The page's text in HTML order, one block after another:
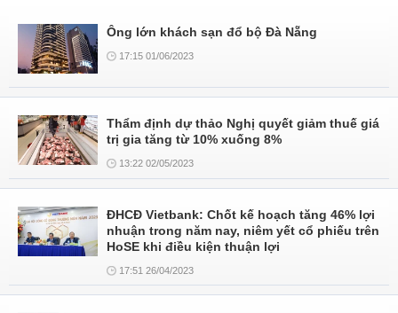
Ông lớn khách sạn đổ bộ Đà Nẵng
17:15 01/06/2023
Thẩm định dự thảo Nghị quyết giảm thuế giá
trị gia tăng từ 10% xuống 8%
13:22 02/05/2023
ĐHCĐ Vietbank: Chốt kế hoạch tăng 46% lợi
nhuận trong năm nay, niêm yết cổ phiếu trên
HoSE khi điều kiện thuận lợi
17:51 26/04/2023